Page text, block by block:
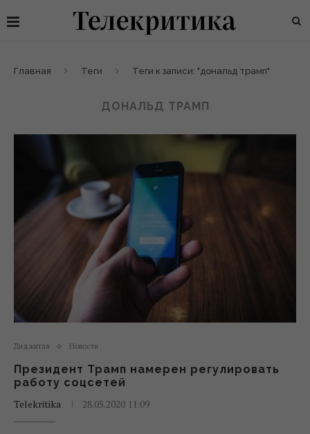
Главная Теги Теги к записи: "дональд трамп"
ДОНАЛЬД ТРАМП
Диджитал Новости
Президент Трамп намерен регулировать
работу соцсетей
Telekritika
28.05.2020 11:09